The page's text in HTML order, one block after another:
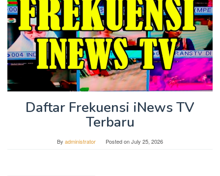
Daftar Frekuensi iNews TV
Terbaru
By administrator Posted onJuly 25, 2026